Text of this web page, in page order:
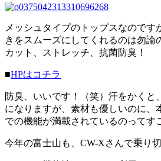
メッシュタイプのトップスなのです
きをスムーズにしてくれるのは勿論
カット、ストレッチ、抗菌防臭！
■HPはコチラ
防臭、いいです！（笑）汗をかくと
になりますが、素材も優しいのに、
での機能が満載されているのってす
今年の富士山も、CW-Xさんで乗り